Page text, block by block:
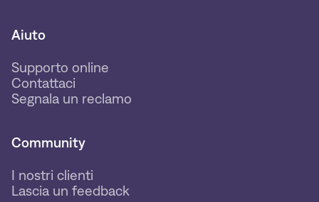
Aiuto
Supporto online
Contattaci
Segnala un reclamo
Community
I nostri clienti
Lascia un feedback